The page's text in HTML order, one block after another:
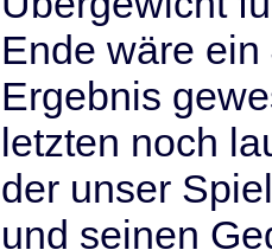
Ende wäre
Ergebnis
letzten noch
der unser
und seinen